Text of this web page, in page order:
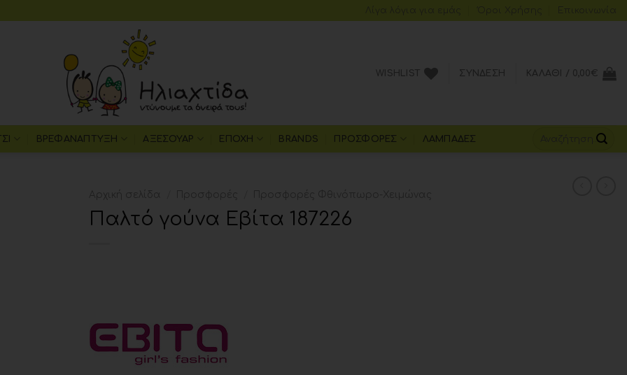
WISHLIST ΣΎΝΔΕΣΗ ΚΑΛΆΘΙ / 0,00€
ΒΡΕΦΑΝΆΠΤΥΞΗ ΑΞΕΣΟΥΆΡ ΕΠΟΧΉ BRANDS ΠΡΟΣΦΟΡΈΣ ΛΑΜΠΆΔΕΣ
Παλτό γούνα Εβίτα 187226